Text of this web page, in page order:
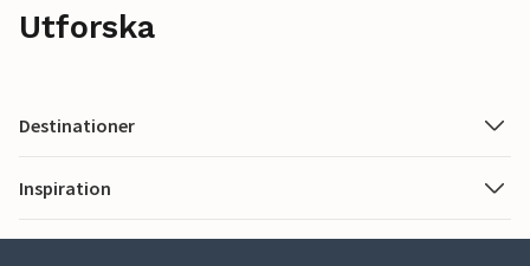
Utforska
Destinationer
Inspiration